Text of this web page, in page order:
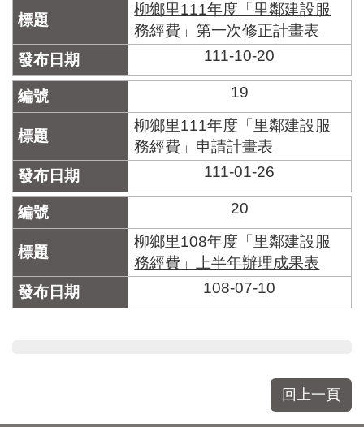
柳鄉里111年度「里鄰建設服
務經費」第一次修正計畫表
111-10-20
19
柳鄉里111年度「里鄰建設服
務經費」申請計畫表
111-01-26
20
柳鄉里108年度「里鄰建設服
務經費」上半年辦理成果表
108-07-10
回上一頁